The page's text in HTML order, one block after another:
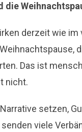
die
derzeit wie
Das ist
nicht.
setzen,
viele